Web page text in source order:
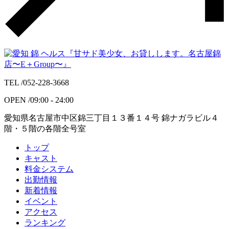
TEL /052-228-3668
OPEN /09:00 - 24:00
愛知県名古屋市中区錦三丁目１３番１４号 錦ナガラビル４
階・５階の各階全号室
トップ
キャスト
料金システム
出勤情報
新着情報
イベント
アクセス
ランキング